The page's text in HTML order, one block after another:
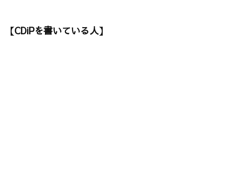
【CDiPを書いている人】